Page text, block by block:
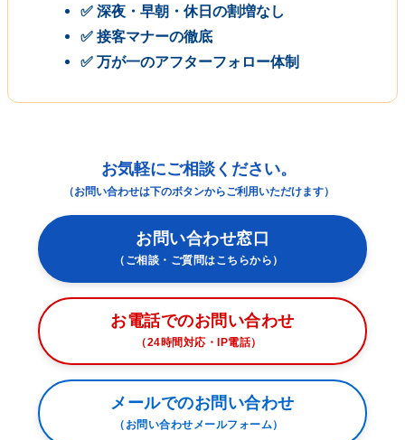
✅ 深夜・早朝・休日の割増なし
✅ 接客マナーの徹底
✅ 万が一のアフターフォロー体制
お気軽にご相談ください。
（お問い合わせは下のボタンからご利用いただけます）
お問い合わせ窓口
（ご相談・ご質問はこちらから）
お電話でのお問い合わせ
（24時間対応・IP電話）
メールでのお問い合わせ
（お問い合わせメールフォーム）